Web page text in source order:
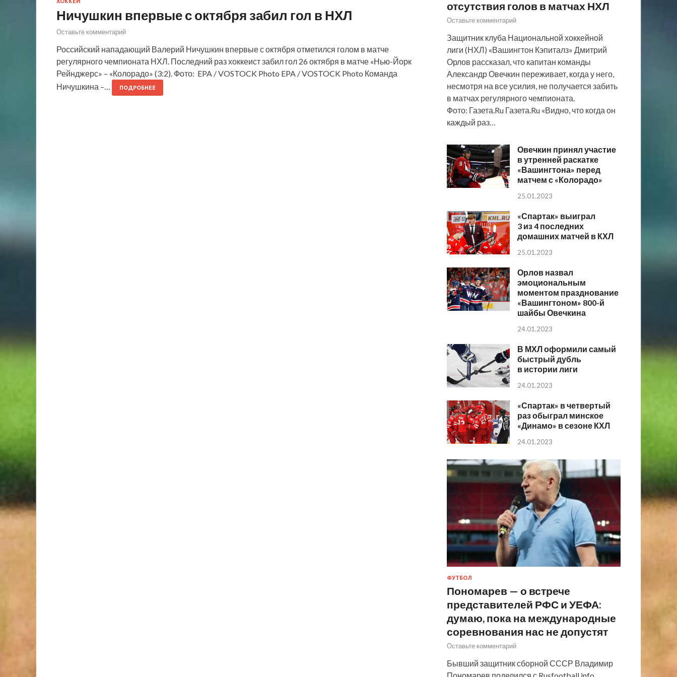
Ничушкин впервые с октября забил гол в НХЛ
Оставьте комментарий
Российский нападающий Валерий Ничушкин впервые с октября отметился голом в матче
регулярного чемпионата НХЛ. Последний раз хоккеист забил гол 26 октября в матче «Нью-Йорк
Рейнджерс» – «Колорадо» (3:2). Фото: EPA / VOSTOCK Photo EPA / VOSTOCK Photo Команда
Ничушкина –…
ПОДРОБНЕЕ
отсутствия голов в матчах НХЛ
Оставьте комментарий
Защитник клуба Национальной хоккейной
лиги (НХЛ) «Вашингтон Кэпиталз» Дмитрий
Орлов рассказал, что капитан команды
Александр Овечкин переживает, когда у него,
несмотря на все усилия, не получается забить
в матчах регулярного чемпионата.
Фото: Газета.Ru Газета.Ru «Видно, что когда он
каждый раз…
Овечкин принял участие
в утренней раскатке
«Вашингтона» перед
матчем с «Колорадо»
25.01.2023
«Спартак» выиграл
3 из 4 последних
домашних матчей в КХЛ
25.01.2023
Орлов назвал
эмоциональным
моментом празднование
«Вашингтоном» 800-й
шайбы Овечкина
24.01.2023
В МХЛ оформили самый
быстрый дубль
в истории лиги
24.01.2023
«Спартак» в четвертый
раз обыграл минское
«Динамо» в сезоне КХЛ
24.01.2023
ФУТБОЛ
Пономарев — о встрече
представителей РФС и УЕФА:
думаю, пока на международные
соревнования нас не допустят
Оставьте комментарий
Бывший защитник сборной СССР Владимир